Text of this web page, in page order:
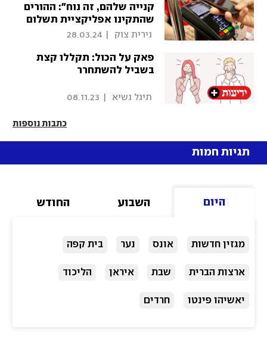
קנייה שלהם, זה נוח": ההורים
שהתקינו אפליקציית תשלום
בנייד של הילדים
נירית צוק 28.03.24
פאק על הכול: תקללו קצת
בשביל להשתחרר
תיגל נשיא 08.11.23
כתבות נוספות
תגיות חמות
היום השבוע החודש
מגזין חדשות אונס נער בית קפה
ארצות הברית שבת איראן הליכוד
יאשיהו פינטו חרדים